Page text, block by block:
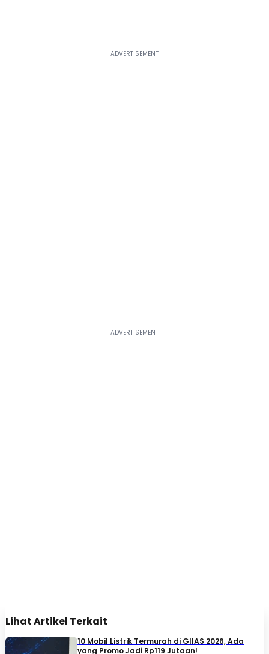
Lihat Artikel Terkait
10 Mobil Listrik Termurah di GIIAS 2026, Ada
yang Promo Jadi Rp119 Jutaan!